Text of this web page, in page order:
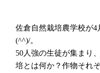
佐倉自然栽培農学校が
(^^)/。
50人強の生徒が集まり
培とは何か？作物それ